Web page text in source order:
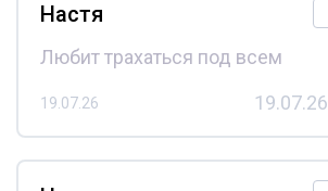
Настя
Любит трахаться под всем
19.07.26 19.07.26